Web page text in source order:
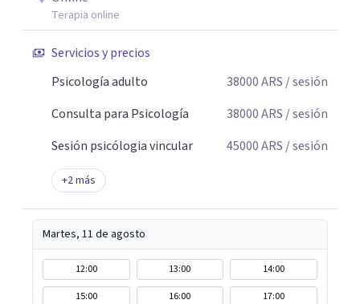
Terapia online
Servicios y precios
Psicología adulto
38000ARS / sesión
Consulta para Psicología
38000ARS / sesión
Sesión psicólogia vincular
45000ARS / sesión
+2más
Martes, 11 de agosto
12:00 13:00
14:00
15:00
16:00 17:00